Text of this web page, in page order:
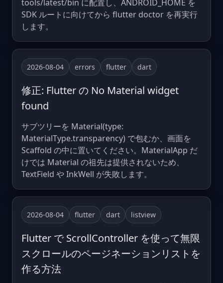
tools/latest/bin に配置し、ANDROID_HOME を
SDK ルートに向けてから flutter doctor を再実行
します。
2026-08-04 errors flutter dart
修正: Flutter の No Material widget
found
サブツリーを Material(type:
MaterialType.transparency) で包むか、画面を
Scaffold の中に置いてください。MaterialApp だ
けでは Material の祖先は提供されないため、
TextField や InkWell が失敗します。
2026-08-04 flutter dart listview
Flutter で ScrollController を使って無限
スクロールのページネーションリストを
作る方法